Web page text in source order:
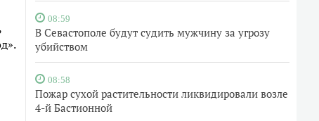
08:59
В Севастополе будут судить мужчину за угрозу
убийством
08:58
Пожар сухой растительности ликвидировали возле
4-й Бастионной